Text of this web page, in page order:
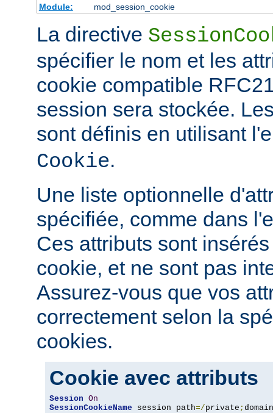
Module: mod_session_cookie
La directive
spécifier le nom et les
cookie compatible
session sera stockée.
sont définis en utilisant
Cookie.
Une liste optionnelle
spécifiée, comme dans
Ces attributs sont
cookie, et ne sont pas
Assurez-vous que vos
correctement selon la
cookies.
Cookie avec attributs
Session On
SessionCookieName session path=/private ; domain